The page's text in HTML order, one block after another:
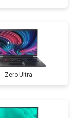
Zero Ultra